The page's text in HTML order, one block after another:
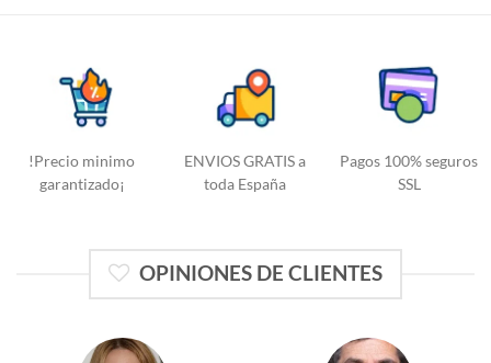
!Precio minimo
garantizado¡
ENVIOS GRATIS a
toda España
Pagos 100% seguros
SSL
OPINIONES DE CLIENTES